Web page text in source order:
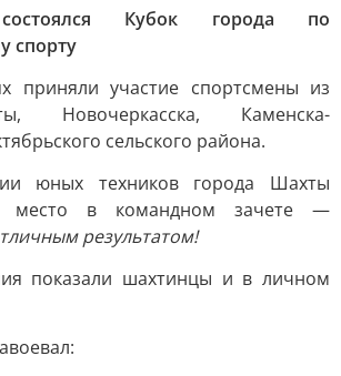
Кубок города по
спорту
приняли участие спортсмены из
Новочеркасска, Каменска-
сельского района.
юных техников города Шахты
место в командном зачете —
результатом!
показали шахтинцы и в личном